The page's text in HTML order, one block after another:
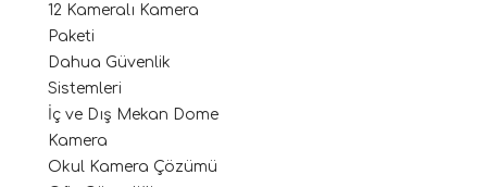
12 Kameralı Kamera
Paketi
Dahua Güvenlik
Sistemleri
İç ve Dış Mekan Dome
Kamera
Okul Kamera Çözümü